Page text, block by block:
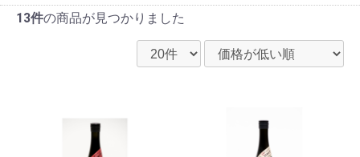
13件の商品が見つかりました